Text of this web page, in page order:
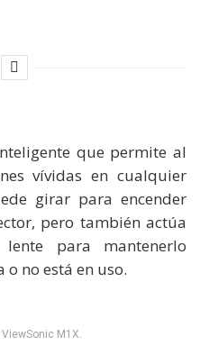
que permite al
vívidas en cualquier
girar para encender
pero también actúa
para mantenerlo
no está en uso.
M1X.